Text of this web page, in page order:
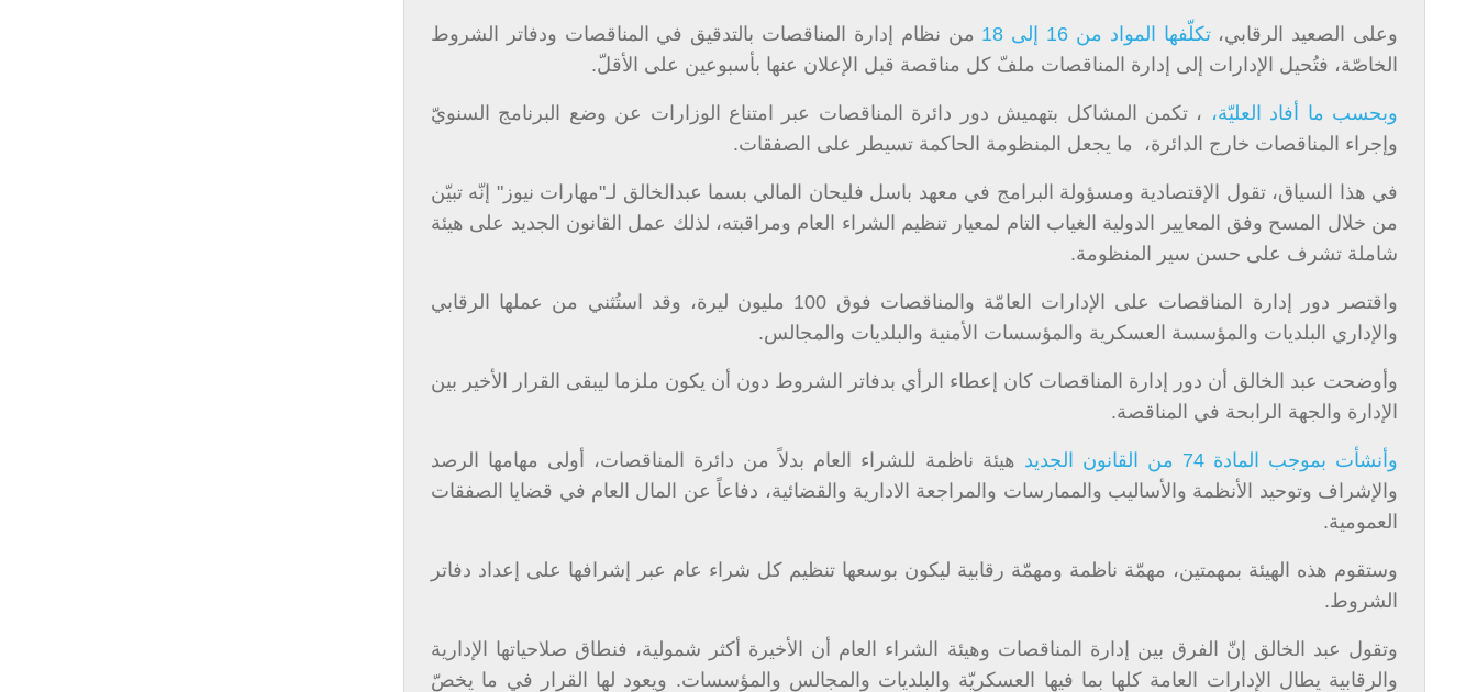
وعلى الصعيد الرقابي،تكلّفها المواد من 16 إلى 18
من نظام إدارة المناقصات بالتدقيق في المناقصات ودفاتر الشروط
الخاصّة، فتُحيل الإدارات إلى إدارة المناقصات ملفّ كل مناقصة قبل الإعلان عنها بأسبوعين على الأقلّ.
وبحسب ما أفاد العليّة، ، تكمن المشاكل بتهميش دور دائرة المناقصات عبر امتناع الوزارات عن وضع البرنامج السنويّ
وإجراء المناقصات خارج الدائرة، ما يجعل المنظومة الحاكمة تسيطر على الصفقات.
في هذا السياق، تقول الإقتصادية ومسؤولة البرامج في معهد باسل فليحان المالي بسما عبدالخالق لـ"مهارات نيوز" إنّه تبيّن
من خلال المسح وفق المعايير الدولية الغياب التام لمعيار تنظيم الشراء العام ومراقبته، لذلك عمل القانون الجديد على هيئة
شاملة تشرف على حسن سير المنظومة.
واقتصر دور إدارة المناقصات على الإدارات العامّة والمناقصات فوق 100 مليون ليرة، وقد استُثني من عملها الرقابي
والإداري البلديات والمؤسسة العسكرية والمؤسسات الأمنية والبلديات والمجالس.
وأوضحت عبد الخالق أن دور إدارة المناقصات كان إعطاء الرأي بدفاتر الشروط دون أن يكون ملزما ليبقى القرار الأخير بين
الإدارة والجهة الرابحة في المناقصة.
وأنشأت بموجب المادة 74 من القانون الجديد
هيئة ناظمة للشراء العام بدلاً من دائرة المناقصات، أولى مهامها الرصد
والإشراف وتوحيد الأنظمة والأساليب والممارسات والمراجعة الادارية والقضائية، دفاعاً عن المال العام في قضايا الصفقات
العمومية.
وستقوم هذه الهيئة بمهمتين، مهمّة ناظمة ومهمّة رقابية ليكون بوسعها تنظيم كل شراء عام عبر إشرافها على إعداد دفاتر
الشروط.
وتقول عبد الخالق إنّ الفرق بين إدارة المناقصات وهيئة الشراء العام أن الأخيرة أكثر شمولية، فنطاق صلاحياتها الإدارية
والرقابية يطال الإدارات العامة كلها بما فيها العسكريّة والبلديات والمجالس والمؤسسات. ويعود لها القرار في ما يخصّ